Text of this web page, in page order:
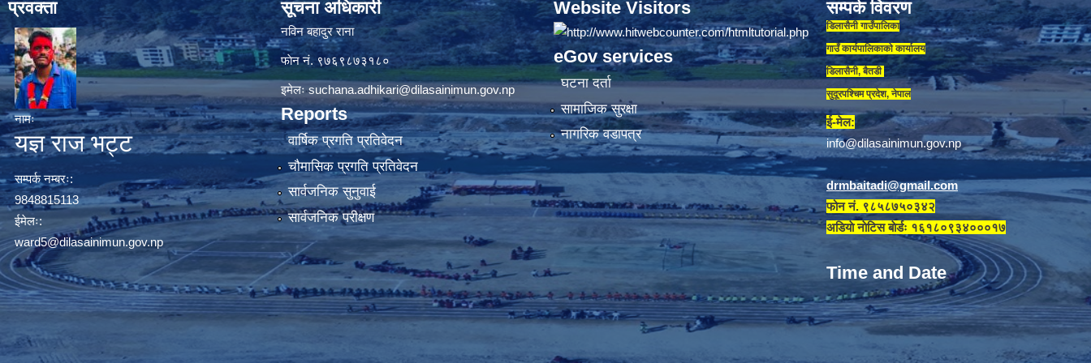
प्रवक्ता
नामः
यज्ञ राज भट्ट
सम्पर्क नम्बरः:
9848815113
ईमेलः:
ward5@dilasainimun.gov.np
सूचना अधिकारी
नविन बहादुर राना
फाेन नं. ९७६९८७३१८०
इमेलःsuchana.adhikari@dilasainimun.gov.np
Reports
वार्षिक प्रगति प्रतिवेदन
चौमासिक प्रगति प्रतिवेदन
सार्वजनिक सुनुवाई
सार्वजनिक परीक्षण
Website Visitors
eGov services
घटना दर्ता
सामाजिक सुरक्षा
नागरिक वडापत्र
सम्पर्क विवरण
डिलासैनी गाउँपालिका
गाउँ कार्यपालिकाकाे कार्यालय
डिलासैनी, बैतडी
सुदूरपश्चिम प्रदेश, नेपाल
ई-मेल:
info@dilasainimun.gov.np
drmbaitadi@gmail.com
फोन नं. ९८५८७५०३४२
अडियाे नाेटिस बाेर्डः १६१८०९३४०००१७
Time and Date